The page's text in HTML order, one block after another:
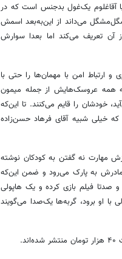
آقاغلوم یک‌غول بدجنس است که در
می‌داند از این‌به‌بعد اسمش
تعریف می‌کند اما بعدا سوارش
ارتباط امن با مهمان‌ها را حتی با
عروسک‌هایش از جمله میمون
خودشان را قایم می‌کنند. تا این‌که
خیلی شبیه آقای فرهاد حسن‌زاده
مهارت نه گفتن به کودکان نوشته
مادرش به پارک می‌رود و ضمن این‌که
صدتا فیلم بازی کرده و یک هاپولی
با او برود، گربه‌ها یک‌صدا می‌گویند